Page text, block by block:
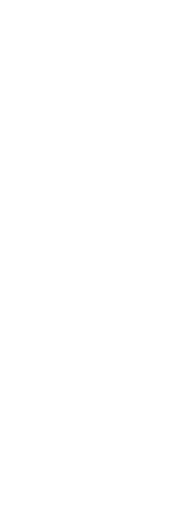
saját LED-Normlight
hatalmas választékával
a spot színek kollációját a
Ezenkívül az Spectraproof
szolgáló funkciók és
és a folyamatok
megjelenített összes szín
gyorsan újra mérni. Egyetlen